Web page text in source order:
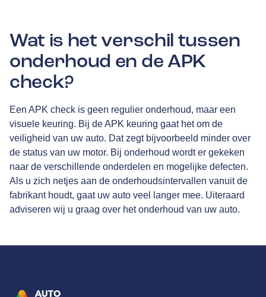
Wat is het verschil tussen
onderhoud en de APK
check?
Een APK check is geen regulier onderhoud, maar een
visuele keuring. Bij de APK keuring gaat het om de
veiligheid van uw auto. Dat zegt bijvoorbeeld minder over
de status van uw motor. Bij onderhoud wordt er gekeken
naar de verschillende onderdelen en mogelijke defecten.
Als u zich netjes aan de onderhoudsintervallen vanuit de
fabrikant houdt, gaat uw auto veel langer mee. Uiteraard
adviseren wij u graag over het onderhoud van uw auto.